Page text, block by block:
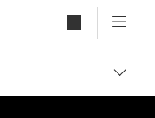
Canon Logo, back to
entre